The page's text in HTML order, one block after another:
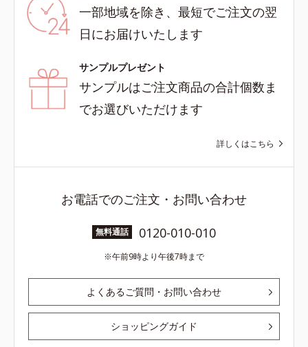
一部地域を除き、最短でご注文の翌
日にお届けいたします
サンプルプレゼント
サンプルはご注文商品の合計個数ま
でお選びいただけます
詳しくはこちら
お電話でのご注文・お問い合わせ
無料通話 0120-010-010
午前9時より午後7時まで
よくあるご質問・お問い合わせ
ショッピングガイド